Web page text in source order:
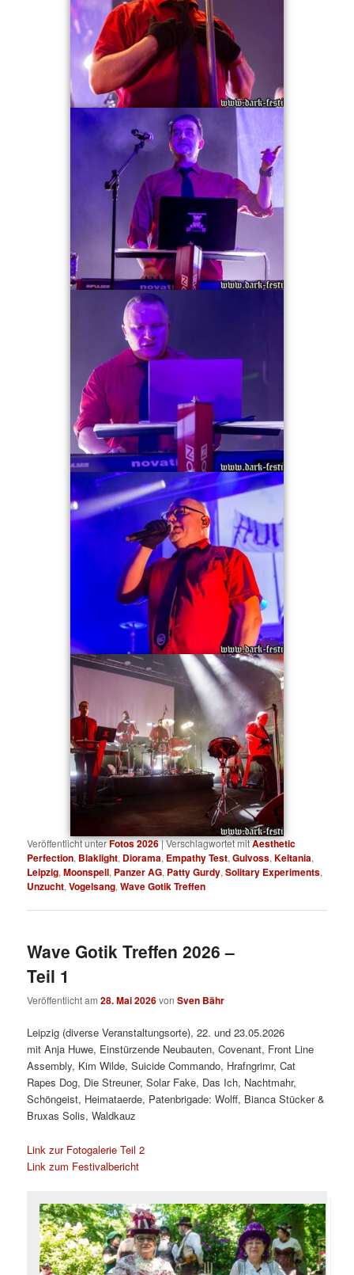
Veröffentlicht unterFotos 2026|Verschlagwortet mitAesthetic
Perfection, Blaklight, Diorama, Empathy Test,Gulvoss,Keltania,
Leipzig,Moonspell, Panzer AG, Patty Gurdy,Solitary Experiments,
Unzucht,Vogelsang,Wave Gotik Treffen
Wave Gotik Treffen 2026 –
Teil 1
Veröffentlicht am28. Mai 2026vonSven Bähr
Leipzig (diverse Veranstaltungsorte), 22. und 23.05.2026
mit Anja Huwe, Einstürzende Neubauten, Covenant, Front Line
Assembly, Kim Wilde, Suicide Commando, Hrafngrimr, Cat
Rapes Dog, Die Streuner, Solar Fake, Das Ich, Nachtmahr,
Schöngeist, Heimataerde, Patenbrigade: Wolff, Bianca Stücker &
Bruxas Solis, Waldkauz
Link zur Fotogalerie Teil 2
Link zum Festivalbericht